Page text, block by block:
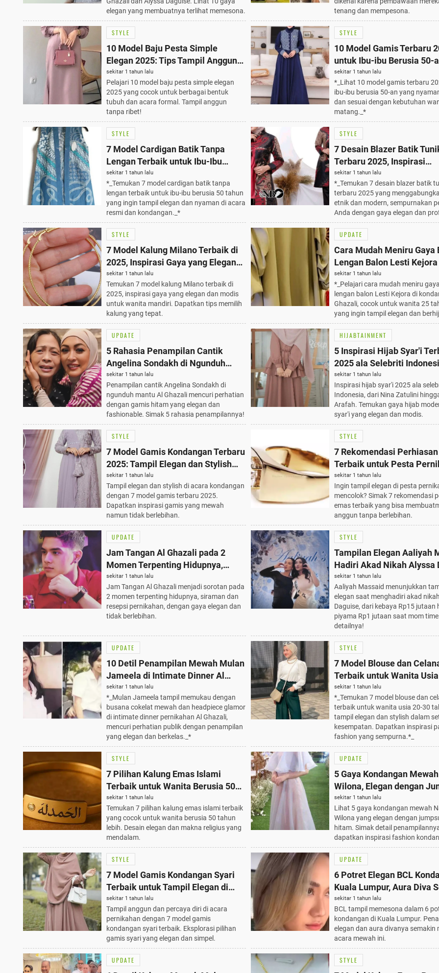
elegan yang membuatnya terlihat memesona.
tenang dan mempesona.
STYLE
10 Model Baju Pesta Simple
Elegan 2025: Tips Tampil Anggun
Tanpa Ribet
sekitar 1 tahun lalu
Pelajari 10 model baju pesta simple elegan
2025 yang cocok untuk berbagai bentuk
tubuh dan acara formal. Tampil anggun
tanpa ribet!
STYLE
10 Model Gamis Terbaru
untuk Ibu-ibu Berusia 50-
Nyaman dan Elegan
sekitar 1 tahun lalu
*_Lihat 10 model gamis terbaru
ibu-ibu berusia 50-an yang
dan sesuai dengan kebutuhan
matang._*
STYLE
7 Model Cardigan Batik Tanpa
Lengan Terbaik untuk Ibu-Ibu
Berusia 50 Tahun di Acara Resmi
dan Kondangan
sekitar 1 tahun lalu
*_Temukan 7 model cardigan batik tanpa
lengan terbaik untuk ibu-ibu berusia 50 tahun
yang ingin tampil elegan dan nyaman di acara
resmi dan kondangan._*
STYLE
7 Desain Blazer Batik
Terbaru 2025, Inspirasi
Penampilan Elegan dan
sekitar 1 tahun lalu
*_Temukan 7 desain blazer batik
terbaru 2025 yang
etnik dan modern, sempurnakan
Anda dengan gaya elegan dan
STYLE
7 Model Kalung Milano Terbaik di
2025, Inspirasi Gaya yang Elegan
dan Modis
sekitar 1 tahun lalu
Temukan 7 model kalung Milano terbaik di
2025, inspirasi gaya yang elegan dan modis
untuk wanita mandiri. Dapatkan tips memilih
kalung yang tepat.
UPDATE
Cara Mudah Meniru Gaya
Lengan Balon Lesti Kejora
Kondangan, 25+ Tahun
sekitar 1 tahun lalu
*_Pelajari cara mudah meniru
lengan balon Lesti Kejora di
Ghazali, cocok untuk wanita 25
yang ingin tampil elegan dan
UPDATE
5 Rahasia Penampilan Cantik
Angelina Sondakh di Ngunduh
Mantu Al Ghazali, Elegan dengan
Gamis Hitam
sekitar 1 tahun lalu
Penampilan cantik Angelina Sondakh di
ngunduh mantu Al Ghazali mencuri perhatian
dengan gamis hitam yang elegan dan
fashionable. Simak 5 rahasia penampilannya!
HIJABTAINMENT
5 Inspirasi Hijab Syar'i
2025 ala Selebriti
Nina Zatulini hingga Dara
sekitar 1 tahun lalu
Inspirasi hijab syar'i 2025 ala
Indonesia, dari Nina Zatulini
Arafah. Temukan gaya hijab
syar'i yang elegan dan modis.
STYLE
7 Model Gamis Kondangan Terbaru
2025: Tampil Elegan dan Stylish
Tanpa Berlebihan
sekitar 1 tahun lalu
Tampil elegan dan stylish di acara kondangan
dengan 7 model gamis terbaru 2025.
Dapatkan inspirasi gamis yang mewah
namun tidak berlebihan.
STYLE
7 Rekomendasi
Terbaik untuk Pesta
Tanpa Berlebihan
sekitar 1 tahun lalu
Ingin tampil elegan di pesta
mencolok? Simak 7 rekomendasi
emas terbaik yang bisa
anggun tanpa berlebihan.
UPDATE
Jam Tangan Al Ghazali pada 2
Momen Terpenting Hidupnya,
Elegan dan Tidak Berlebihan
sekitar 1 tahun lalu
Jam Tangan Al Ghazali menjadi sorotan pada
2 momen terpenting hidupnya, siraman dan
resepsi pernikahan, dengan gaya elegan dan
tidak berlebihan.
STYLE
Tampilan Elegan Aaliyah
Hadiri Akad Nikah Alyssa
Dari Kebaya Rp15 Jutaan
Piyama Rp1 Jutaan
sekitar 1 tahun lalu
Aaliyah Massaid menunjukkan
elegan saat menghadiri akad
Daguise, dari kebaya Rp15 jutaan
piyama Rp1 jutaan saat mom
detailnya!
UPDATE
10 Detil Penampilan Mewah Mulan
Jameela di Intimate Dinner Al
Ghazali, Glamor dan Elegan
sekitar 1 tahun lalu
*_Mulan Jameela tampil memukau dengan
busana cokelat mewah dan headpiece glamor
di intimate dinner pernikahan Al Ghazali,
mencuri perhatian publik dengan penampilan
yang elegan dan berkelas._*
STYLE
7 Model Blouse dan
Terbaik untuk Wanita
Tahun, Tampil Elegan dan
sekitar 1 tahun lalu
*_Temukan 7 model blouse dan
terbaik untuk wanita usia 20-30
tampil elegan dan stylish dalam
kesempatan. Dapatkan inspirasi
fashion yang sempurna.*_
STYLE
7 Pilihan Kalung Emas Islami
Terbaik untuk Wanita Berusia 50
Tahun Lebih
sekitar 1 tahun lalu
Temukan 7 pilihan kalung emas islami terbaik
yang cocok untuk wanita berusia 50 tahun
lebih. Desain elegan dan makna religius yang
mendalam.
UPDATE
5 Gaya Kondangan
Wilona, Elegan dengan
Payet Hitam Terbaik
sekitar 1 tahun lalu
Lihat 5 gaya kondangan mewah
Wilona yang elegan dengan
hitam. Simak detail
dapatkan inspirasi fashion
STYLE
7 Model Gamis Kondangan Syari
Terbaik untuk Tampil Elegan di
Acara Pernikahan
sekitar 1 tahun lalu
Tampil anggun dan percaya diri di acara
pernikahan dengan 7 model gamis
kondangan syari terbaik. Eksplorasi pilihan
gamis syari yang elegan dan simpel.
UPDATE
6 Potret Elegan BCL
Kuala Lumpur, Aura Diva
Menonjol
sekitar 1 tahun lalu
BCL tampil memesona dalam 6
kondangan di Kuala Lumpur.
elegan dan aura divanya semakin
acara mewah ini.
UPDATE STYLE